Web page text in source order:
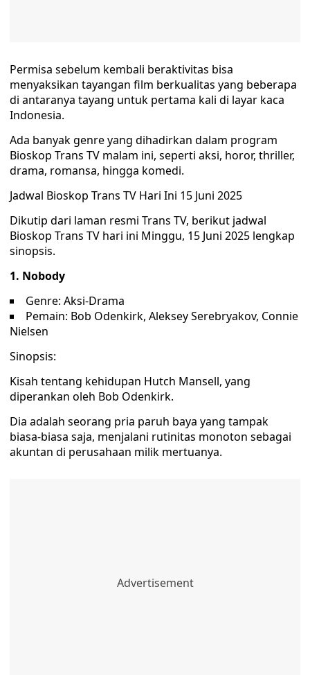
Permisa sebelum kembali beraktivitas bisa
menyaksikan tayangan film berkualitas yang beberapa
di antaranya tayang untuk pertama kali di layar kaca
Indonesia.
Ada banyak genre yang dihadirkan dalam program
Bioskop Trans TV malam ini, seperti aksi, horor, thriller,
drama, romansa, hingga komedi.
Jadwal Bioskop Trans TV Hari Ini 15 Juni 2025
Dikutip dari laman resmi Trans TV, berikut jadwal
Bioskop Trans TV hari ini Minggu, 15 Juni 2025 lengkap
sinopsis.
1. Nobody
Genre: Aksi-Drama
Pemain: Bob Odenkirk, Aleksey Serebryakov, Connie
Nielsen
Sinopsis:
Kisah tentang kehidupan Hutch Mansell, yang
diperankan oleh Bob Odenkirk.
Dia adalah seorang pria paruh baya yang tampak
biasa-biasa saja, menjalani rutinitas monoton sebagai
akuntan di perusahaan milik mertuanya.